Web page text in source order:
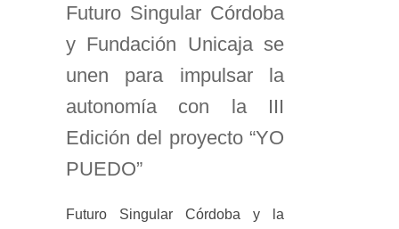
Futuro Singular Córdoba
y Fundación Unicaja se
unen para impulsar la
autonomía con la III
Edición del proyecto “YO
PUEDO”
Futuro Singular Córdoba y la